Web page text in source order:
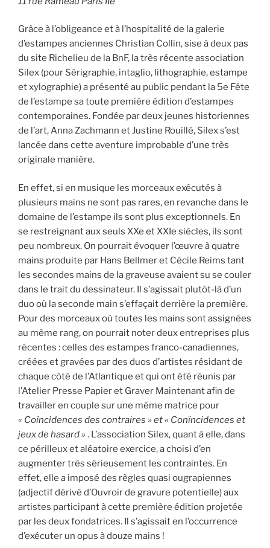
Grâce à l’obligeance et à l’hospitalité de la galerie
d’estampes anciennes Christian Collin, sise à deux pas
du site Richelieu de la BnF, la très récente association
Silex (pour Sérigraphie, intaglio, lithographie, estampe
et xylographie) a présenté au public pendant la 5e Fête
de l’estampe sa toute première édition d’estampes
contemporaines. Fondée par deux jeunes historiennes
de l’art, Anna Zachmann et Justine Rouillé, Silex s’est
lancée dans cette aventure improbable d’une très
originale manière.
En effet, si en musique les morceaux exécutés à
plusieurs mains ne sont pas rares, en revanche dans le
domaine de l’estampe ils sont plus exceptionnels. En
se restreignant aux seuls XXe et XXIe siècles, ils sont
peu nombreux. On pourrait évoquer l’œuvre à quatre
mains produite par Hans Bellmer et Cécile Reims tant
les secondes mains de la graveuse avaient su se couler
dans le trait du dessinateur. Il s’agissait plutôt-là d’un
duo où la seconde main s’effaçait derrière la première.
Pour des morceaux où toutes les mains sont assignées
au même rang, on pourrait noter deux entreprises plus
récentes : celles des estampes franco-canadiennes,
créées et gravées par des duos d’artistes résidant de
chaque côté de l’Atlantique et qui ont été réunis par
l’Atelier Presse Papier et Graver Maintenant afin de
travailler en couple sur une même matrice pour
« Coïncidences des contraires » et « Conïncidences et
jeux de hasard » . L’association Silex, quant à elle, dans
ce périlleux et aléatoire exercice, a choisi d’en
augmenter très sérieusement les contraintes. En
effet, elle a imposé des règles quasi ougrapiennes
(adjectif dérivé d’Ouvroir de gravure potentielle) aux
artistes participant à cette première édition projetée
par les deux fondatrices. Il s’agissait en l’occurrence
d’exécuter un opus à douze mains !